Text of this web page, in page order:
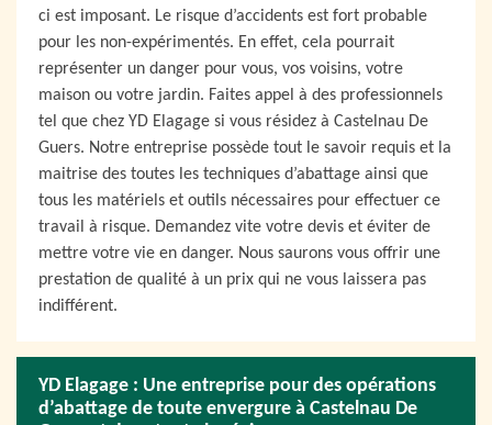
ci est imposant. Le risque d’accidents est fort probable
pour les non-expérimentés. En effet, cela pourrait
représenter un danger pour vous, vos voisins, votre
maison ou votre jardin. Faites appel à des professionnels
tel que chez YD Elagage si vous résidez à Castelnau De
Guers. Notre entreprise possède tout le savoir requis et la
maitrise des toutes les techniques d’abattage ainsi que
tous les matériels et outils nécessaires pour effectuer ce
travail à risque. Demandez vite votre devis et éviter de
mettre votre vie en danger. Nous saurons vous offrir une
prestation de qualité à un prix qui ne vous laissera pas
indifférent.
YD Elagage : Une entreprise pour des opérations
d’abattage de toute envergure à Castelnau De